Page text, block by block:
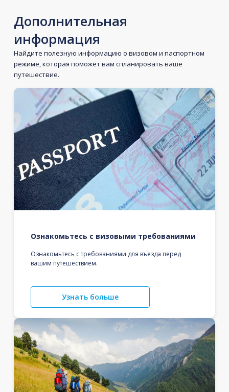
Дополнительная
информация
Найдите полезную информацию о визовом и паспортном
режиме, которая поможет вам спланировать ваше
путешествие.
Ознакомьтесь с визовыми требованиями
Ознакомьтесь с требованиями для въезда перед
вашим путешествием.
Узнать больше